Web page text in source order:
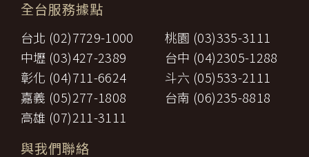
全台服務據點
台北 (02)7729-1000
桃園 (03)335-3111
中壢 (03)427-2389
台中 (04)2305-1288
彰化 (04)711-6624
斗六 (05)533-2111
嘉義 (05)277-1808
台南 (06)235-8818
高雄 (07)211-3111
與我們聯絡